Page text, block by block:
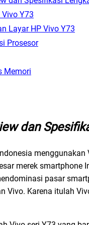
Y73
Layar HP Vivo Y73
Prosesor
Memori
dan
merek smartphone
pasar
Vivo. Karena itulah